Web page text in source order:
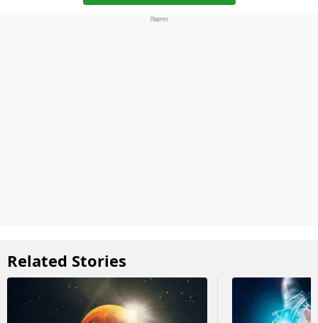
Related Stories